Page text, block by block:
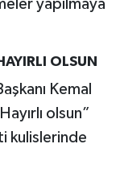
yapılmaya
OLSUN
Kemal
olsun”
kulislerinde